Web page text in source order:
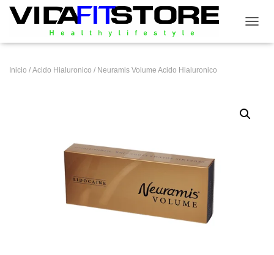
Inicio / Acido Hialuronico / Neuramis Volume Acido Hialuronico